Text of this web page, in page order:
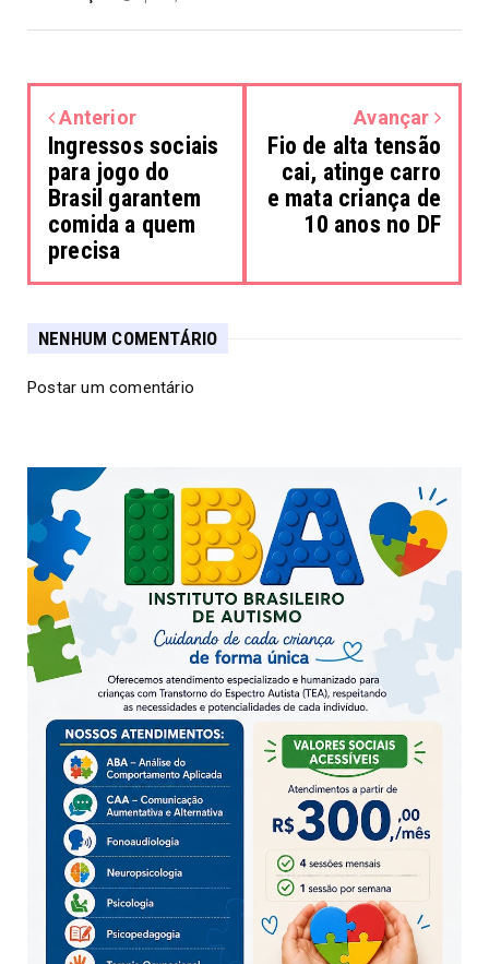
Anterior
Ingressos sociais
para jogo do
Brasil garantem
comida a quem
precisa
Avançar
Fio de alta tensão
cai, atinge carro
e mata criança de
10 anos no DF
NENHUM COMENTÁRIO
Postar um comentário